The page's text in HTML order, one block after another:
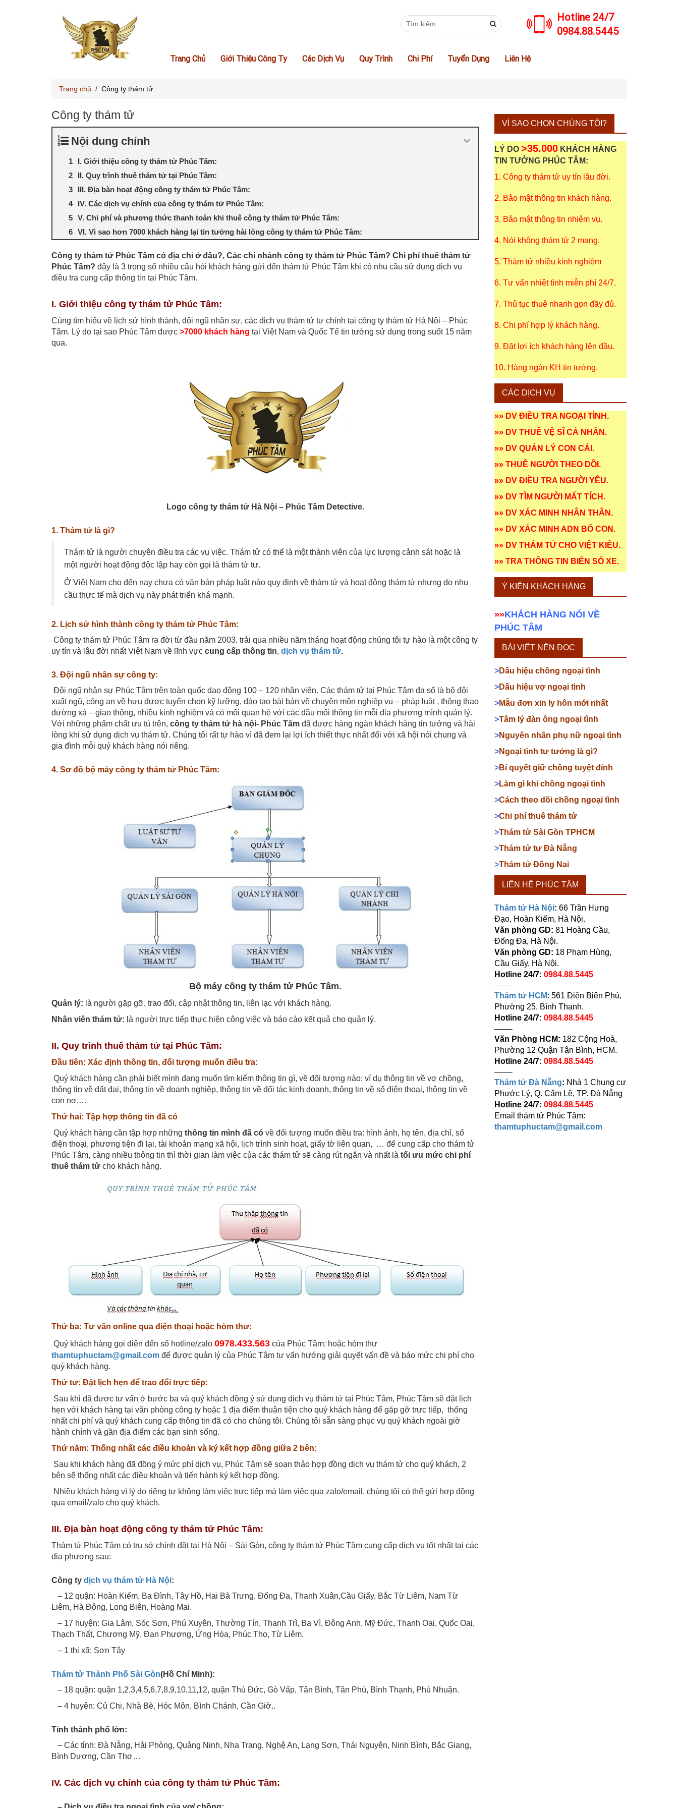
Hotline 24/7
0984.88.5445
Trang Chủ Giới Thiệu Công Ty Các Dịch Vụ Quy Trình Chi Phí Tuyển Dụng Liên Hệ
Trang chủ / Công ty thám tử
Công ty thám tử
Nội dung chính
I. Giới thiệu công ty thám tử Phúc Tâm:
II. Quy trình thuê thám tử tại Phúc Tâm:
III. Địa bàn hoạt động công ty thám tử Phúc Tâm:
IV. Các dịch vụ chính của công ty thám tử Phúc Tâm:
V. Chi phí và phương thức thanh toán khi thuê công ty thám tử Phúc Tâm:
VI. Vì sao hơn 7000 khách hàng lại tin tưởng hài lòng công ty thám tử Phúc Tâm:
Công ty thám tử Phúc Tâm có địa chỉ ở đâu?, Các chi nhánh công ty thám tử Phúc Tâm? Chi phí thuê thám tử
Phúc Tâm? đây là 3 trong số nhiều câu hỏi khách hàng gửi đến thám tử Phúc Tâm khi có nhu cầu sử dụng dịch vụ
điều tra cung cấp thông tin tại Phúc Tâm.
I. Giới thiệu công ty thám tử Phúc Tâm:
Cùng tìm hiểu về lịch sử hình thành, đội ngũ nhân sự, các dịch vụ thám tử tư chính tại công ty thám tử Hà Nội – Phúc
Tâm. Lý do tại sao Phúc Tâm được >7000 khách hàng tại Việt Nam và Quốc Tế tin tưởng sử dụng trong suốt 15 năm
qua.
Logo công ty thám tử Hà Nội – Phúc Tâm Detective.
1. Thám tử là gì?
Thám tử là người chuyên điều tra các vụ việc. Thám tử có thể là một thành viên của lực lượng cảnh sát hoặc là
một người hoạt động độc lập hay còn gọi là thám tử tư.
Ở Việt Nam cho đến nay chưa có văn bản pháp luật nào quy định về thám tử và hoạt động thám tử nhưng do nhu
cầu thực tế mà dịch vụ này phát triển khá mạnh.
2. Lịch sử hình thành công ty thám tử Phúc Tâm:
Công ty thám tử Phúc Tâm ra đời từ đầu năm 2003, trải qua nhiều năm tháng hoạt động chúng tôi tự hào là một công ty
uy tín và lâu đời nhất Việt Nam về lĩnh vực cung cấp thông tin, dịch vụ thám tử.
3. Đội ngũ nhân sự công ty:
Đội ngũ nhân sự Phúc Tâm trên toàn quốc dao động 100 – 120 nhân viên. Các thám tử tại Phúc Tâm đa số là bộ đội
xuất ngũ, công an về hưu được tuyển chọn kỹ lưỡng, đào tạo bài bản về chuyên môn nghiệp vụ – pháp luật , thông thạo
đường xá – giao thông, nhiều kinh nghiệm và có mối quan hệ với các đầu mối thông tin mỗi địa phương mình quản lý.
Với những phẩm chất ưu tú trên, công ty thám tử hà nội- Phúc Tâm đã được hàng ngàn khách hàng tin tưởng và hài
lòng khi sử dụng dịch vụ thám tử. Chúng tôi rất tự hào vì đã đem lại lợi ích thiết thực nhất đối với xã hội nói chung và
gia đình mỗi quý khách hàng nói riêng.
4. Sơ đồ bộ máy công ty thám tử Phúc Tâm:
Bộ máy công ty thám tử Phúc Tâm.
Quản lý: là người gặp gỡ, trao đổi, cập nhật thông tin, liên lạc với khách hàng.
Nhân viên thám tử: là người trực tiếp thực hiện công việc và báo cáo kết quả cho quản lý.
II. Quy trình thuê thám tử tại Phúc Tâm:
Đầu tiên: Xác định thông tin, đối tượng muốn điều tra:
Quý khách hàng cần phải biết mình đang muốn tìm kiếm thông tin gì, về đối tượng nào: ví dụ thông tin về vợ chồng,
thông tin về đất đai, thông tin về doanh nghiệp, thông tin về đối tác kinh doanh, thông tin về số điện thoại, thông tin về
con nợ,…
Thứ hai: Tập hợp thông tin đã có
Quý khách hàng cần tập hợp những thông tin mình đã có về đối tượng muốn điều tra: hình ảnh, họ tên, địa chỉ, số
điện thoại, phương tiện đi lại, tài khoản mạng xã hội, lịch trình sinh hoạt, giấy tờ liên quan, … để cung cấp cho thám tử
Phúc Tâm, càng nhiều thông tin thì thời gian làm việc của các thám tử sẽ càng rút ngắn và nhất là tối ưu mức chi phí
thuê thám tử cho khách hàng.
Thứ ba: Tư vấn online qua điện thoại hoặc hòm thư:
Quý khách hàng gọi điện đến số hotline/zalo 0978.433.563 của Phúc Tâm: hoặc hòm thư
thamtuphuctam@gmail.com để được quản lý của Phúc Tâm tư vấn hướng giải quyết vấn đề và báo mức chi phí cho
quý khách hàng.
Thứ tư: Đặt lịch hẹn để trao đổi trực tiếp:
Sau khi đã được tư vấn ở bước ba và quý khách đồng ý sử dụng dịch vụ thám tử tại Phúc Tâm, Phúc Tâm sẽ đặt lịch
hẹn với khách hàng tại văn phòng công ty hoặc 1 địa điểm thuận tiện cho quý khách hàng để gặp gỡ trực tiếp, thống
nhất chi phí và quý khách cung cấp thông tin đã có cho chúng tôi. Chúng tôi sẵn sàng phục vụ quý khách ngoài giờ
hành chính và gần địa điểm các bạn sinh sống.
Thứ năm: Thống nhất các điều khoản và ký kết hợp đồng giữa 2 bên:
Sau khi khách hàng đã đồng ý mức phí dịch vụ, Phúc Tâm sẽ soạn thảo hợp đồng dịch vụ thám tử cho quý khách, 2
bên sẽ thống nhất các điều khoản và tiến hành ký kết hợp đồng.
Nhiều khách hàng vì lý do riêng tư không làm việc trực tiếp mà làm việc qua zalo/email, chúng tôi có thể gửi hợp đồng
qua email/zalo cho quý khách.
III. Địa bàn hoạt động công ty thám tử Phúc Tâm:
Thám tử Phúc Tâm có trụ sở chính đặt tại Hà Nội – Sài Gòn, công ty thám tử Phúc Tâm cung cấp dịch vụ tốt nhất tại các
địa phương sau:
Công ty dịch vụ thám tử Hà Nội:
– 12 quận: Hoàn Kiếm, Ba Đình, Tây Hồ, Hai Bà Trưng, Đống Đa, Thanh Xuân,Cầu Giấy, Bắc Từ Liêm, Nam Từ
Liêm, Hà Đông, Long Biên, Hoàng Mai.
– 17 huyện: Gia Lâm, Sóc Sơn, Phú Xuyên, Thường Tín, Thanh Trì, Ba Vì, Đông Anh, Mỹ Đức, Thanh Oai, Quốc Oai,
Thạch Thất, Chương Mỹ, Đan Phượng, Ứng Hòa, Phúc Thọ, Từ Liêm.
– 1 thị xã: Sơn Tây
Thám tử Thành Phố Sài Gòn(Hồ Chí Minh):
– 18 quận: quận 1,2,3,4,5,6,7,8,9,10,11,12, quận Thủ Đức, Gò Vấp, Tân Bình, Tân Phú, Bình Thạnh, Phú Nhuận.
– 4 huyện: Củ Chi, Nhà Bè, Hóc Môn, Bình Chánh, Cần Giờ..
Tỉnh thành phố lớn:
– Các tỉnh: Đà Nẵng, Hải Phòng, Quảng Ninh, Nha Trang, Nghệ An, Lạng Sơn, Thái Nguyên, Ninh Bình, Bắc Giang,
Bình Dương, Cần Thơ…
IV. Các dịch vụ chính của công ty thám tử Phúc Tâm:
VÌ SAO CHỌN CHÚNG TÔI?
LÝ DO >35.000KHÁCH HÀNG
TIN TƯỞNG PHÚC TÂM:
1. Công ty thám tử uy tín lâu đời.
2. Bảo mật thông tin khách hàng.
3. Bảo mật thông tin nhiệm vụ.
4. Nói không thám tử 2 mang.
5. Thám tử nhiều kinh nghiệm
6. Tư vấn nhiệt tình miễn phí 24/7.
7. Thủ tục thuê nhanh gọn đầy đủ.
8. Chi phí hợp lý khách hàng.
9. Đặt lợi ích khách hàng lên đầu.
10. Hàng ngàn KH tin tưởng.
CÁC DỊCH VỤ
»» DV ĐIỀU TRA NGOẠI TÌNH .
»» DV THUÊ VỆ SĨ CÁ NHÂN .
»» DV QUẢN LÝ CON CÁI .
»» THUÊ NGƯỜI THEO DÕI .
»» DV ĐIỀU TRA NGƯỜI YÊU.
»» DV TÌM NGƯỜI MẤT TÍCH .
»» DV XÁC MINH NHÂN THÂN .
»» DV XÁC MINH ADN BỐ CON .
»» DV THÁM TỬ CHO VIỆT KIỀU.
»» TRA THÔNG TIN BIỂN SỐ XE.
Ý KIẾN KHÁCH HÀNG
»»KHÁCH HÀNG NÓI VỀ
PHÚC TÂM
BÀI VIẾT NÊN ĐỌC
>Dấu hiệu chồng ngoại tình
>Dấu hiệu vợ ngoại tình
>Mẫu đơn xin ly hôn mới nhất
>Tâm lý đàn ông ngoại tình
>Nguyên nhân phụ nữ ngoại tình
>Ngoại tình tư tưởng là gì?
>Bí quyết giữ chồng tuyệt đỉnh
>Làm gì khi chồng ngoại tình
>Cách theo dõi chồng ngoại tình
>Chi phí thuê thám tử
>Thám tử Sài Gòn TPHCM
>Thám tử tư Đà Nẵng
>Thám tử Đồng Nai
LIÊN HỆ PHÚC TÂM
Thám tử Hà Nội: 66 Trần Hưng
Đạo, Hoàn Kiếm, Hà Nội.
Văn phòng GD: 81 Hoàng Cầu,
Đống Đa, Hà Nội.
Văn phòng GD: 18 Phạm Hùng,
Cầu Giấy, Hà Nội.
Hotline 24/7: 0984.88.5445
——–
Thám tử HCM: 561 Điện Biên Phủ,
Phường 25, Bình Thạnh.
Hotline 24/7: 0984.88.5445
——–
Văn Phòng HCM: 182 Cộng Hoà,
Phường 12 Quận Tân Bình, HCM.
Hotline 24/7: 0984.88.5445
——–
Thám tử Đà Nẵng: Nhà 1 Chung cư
Phước Lý, Q. Cẩm Lệ, TP. Đà Nẵng
Hotline 24/7: 0984.88.5445
Email thám tử Phúc Tâm:
thamtuphuctam@gmail.com